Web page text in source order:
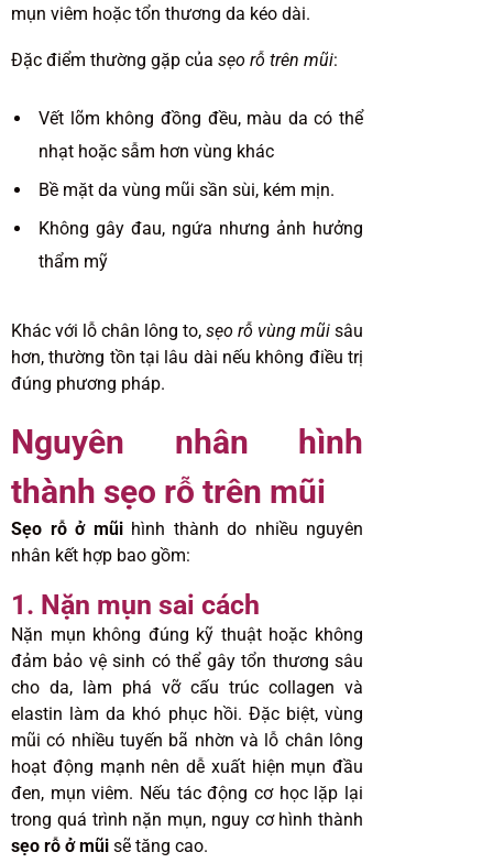
mụn viêm hoặc tổn thương da kéo dài.
Đặc điểm thường gặp của sẹo rỗ trên mũi:
Vết lõm không đồng đều, màu da có thể
nhạt hoặc sẫm hơn vùng khác
Bề mặt da vùng mũi sần sùi, kém mịn.
Không gây đau, ngứa nhưng ảnh hưởng
thẩm mỹ
Khác với lỗ chân lông to, sẹo rỗ vùng mũi sâu
hơn, thường tồn tại lâu dài nếu không điều trị
đúng phương pháp.
Nguyên nhân hình
thành sẹo rỗ trên mũi
Sẹo rỗ ở mũihình thành do nhiều nguyên
nhân kết hợp bao gồm:
1. Nặn mụn sai cách
Nặn mụn không đúng kỹ thuật hoặc không
đảm bảo vệ sinh có thể gây tổn thương sâu
cho da, làm phá vỡ cấu trúc collagen và
elastin làm da khó phục hồi. Đặc biệt, vùng
mũi có nhiều tuyến bã nhờn và lỗ chân lông
hoạt động mạnh nên dễ xuất hiện mụn đầu
đen, mụn viêm. Nếu tác động cơ học lặp lại
trong quá trình nặn mụn, nguy cơ hình thành
sẹo rỗ ở mũi sẽ tăng cao.